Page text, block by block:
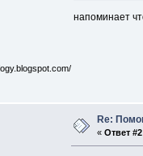
напоминает
Re:
«Ответ